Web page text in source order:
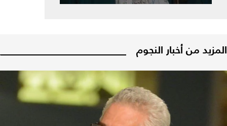
المزيد من أخبار النجوم